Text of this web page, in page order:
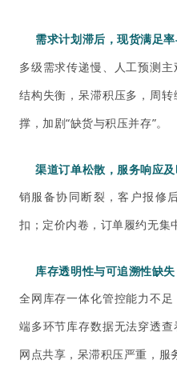
需求计划滞后，现货满足
多级需求传递慢、人工预测
结构失衡，呆滞积压多，周转
撑，加剧“缺货与积压并存”。
渠道订单松散，服务响应
销服备协同断裂，客户报修
扣；定价内卷，订单履约无集
库存透明性与可追溯性缺
全网库存一体化管控能力不
端多环节库存数据无法穿透
网点共享，呆滞积压严重，服